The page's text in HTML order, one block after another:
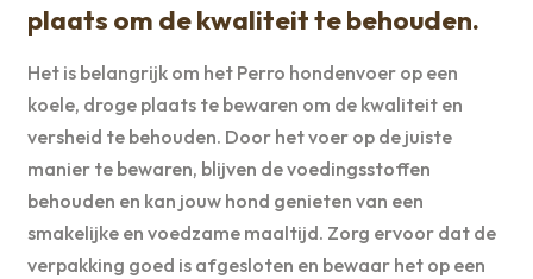
plaats om de kwaliteit te behouden.
Het is belangrijk om het Perro hondenvoer op een
koele, droge plaats te bewaren om de kwaliteit en
versheid te behouden. Door het voer op de juiste
manier te bewaren, blijven de voedingsstoffen
behouden en kan jouw hond genieten van een
smakelijke en voedzame maaltijd. Zorg ervoor dat de
verpakking goed is afgesloten en bewaar het op een